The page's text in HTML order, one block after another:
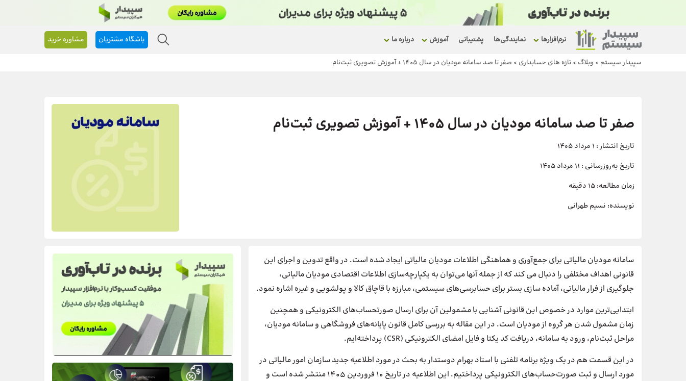
باشگاه مشتریان مشاوره خرید نرم‌افزارها نمایندگی‌ها پشتیبانی آموزش درباره ما
سپیدار سیستم > وبلاگ > تازه های حسابداری > صفر تا صد سامانه مودیان در سال 1405 + آموزش تصویری ثبت‌نام
صفر تا صد سامانه مودیان در سال 1405 + آموزش تصویری ثبت‌نام
تاریخ انتشار : 1 مرداد 1405
تاریخ به‌روزرسانی : 11 مرداد 1405
زمان مطالعه: 15 دقیقه
نویسنده: نسیم طهرانی
سامانه مودیان مالیاتی برای جمع‌آوری و هماهنگی اطلاعات مودیان مالیاتی ایجاد شده است. در واقع تدوین و اجرای این
قانونی اهداف مختلفی را دنبال می کند که از جمله آنها می‌توان به یکپارچه‌سازی اطلاعات اقتصادی مودیان مالیاتی،
جلوگیری از فرار مالیاتی، آماده سازی بستر برای حسابرسی‌های سیستمی، مبارزه با قاچاق کالا و پولشویی و غیره اشاره نمود.
ابتدایی‌ترین موارد در خصوص این قانونی آشنایی با مشمولین آن برای ارسال صورتحساب‌های الکترونیکی و همچنین
زمان مشمول شدن هر گروه از مودیان است. در این مقاله به بررسی کامل قانون پایانه‌های فروشگاهی و سامانه مودیان،
مراحل ثبت‌نام، ورود به سامانه، دریافت کد یکتا و فایل امضای الکترونیکی (CSR) پرداخته‌ایم.
در این قسمت هم در یک ویژه برنامه تلفنی با استاد بهرام دوستدار به بحث در مورد اطلاعیه جدید سازمان امور مالیاتی در
مورد ارسال و ثبت صورت‌حساب‌های الکترونیکی پرداختیم. این اطلاعیه در تاریخ 10 فروردین 1405 منتشر شده است و